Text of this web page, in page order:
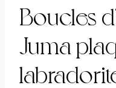
Boucles
Juma